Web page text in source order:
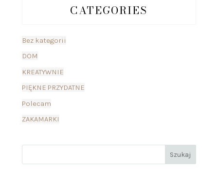
CATEGORIES
Bez kategorii
DOM
KREATYWNIE
PIĘKNE PRZYDATNE
Polecam
ZAKAMARKI